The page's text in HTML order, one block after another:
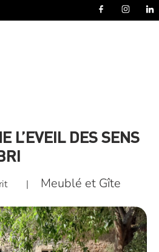
L’EVEIL DES SENS
| Meublé et Gîte